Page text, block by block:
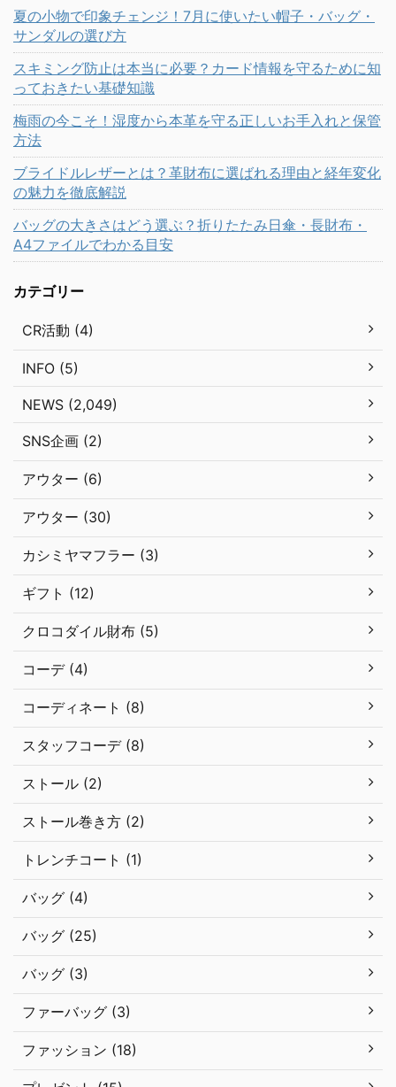
夏の小物で印象チェンジ！7月に使いたい帽子・バッグ・
サンダルの選び方
スキミング防止は本当に必要？カード情報を守るために知
っておきたい基礎知識
梅雨の今こそ！湿度から本革を守る正しいお手入れと保管
方法
ブライドルレザーとは？革財布に選ばれる理由と経年変化
の魅力を徹底解説
バッグの大きさはどう選ぶ？折りたたみ日傘・長財布・
A4ファイルでわかる目安
カテゴリー
CR活動 (4)
INFO (5)
NEWS (2,049)
SNS企画 (2)
アウター (6)
アウター (30)
カシミヤマフラー (3)
ギフト (12)
クロコダイル財布 (5)
コーデ (4)
コーディネート (8)
スタッフコーデ (8)
ストール (2)
ストール巻き方 (2)
トレンチコート (1)
バッグ (4)
バッグ (25)
バッグ (3)
ファーバッグ (3)
ファッション (18)